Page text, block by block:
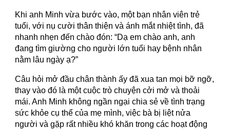
Khi anh Minh vừa bước vào, một bạn nhân viên trẻ
tuổi, với nụ cười thân thiện và ánh mắt nhiệt tình, đã
nhanh nhẹn đến chào đón: “Dạ em chào anh, anh
đang tìm giường cho người lớn tuổi hay bệnh nhân
nằm lâu ngày ạ?”
Câu hỏi mở đầu chân thành ấy đã xua tan mọi bỡ ngỡ,
thay vào đó là một cuộc trò chuyện cởi mở và thoải
mái. Anh Minh không ngần ngại chia sẻ về tình trạng
sức khỏe cụ thể của mẹ mình, việc bà bị liệt nửa
người và gặp rất nhiều khó khăn trong các hoạt động